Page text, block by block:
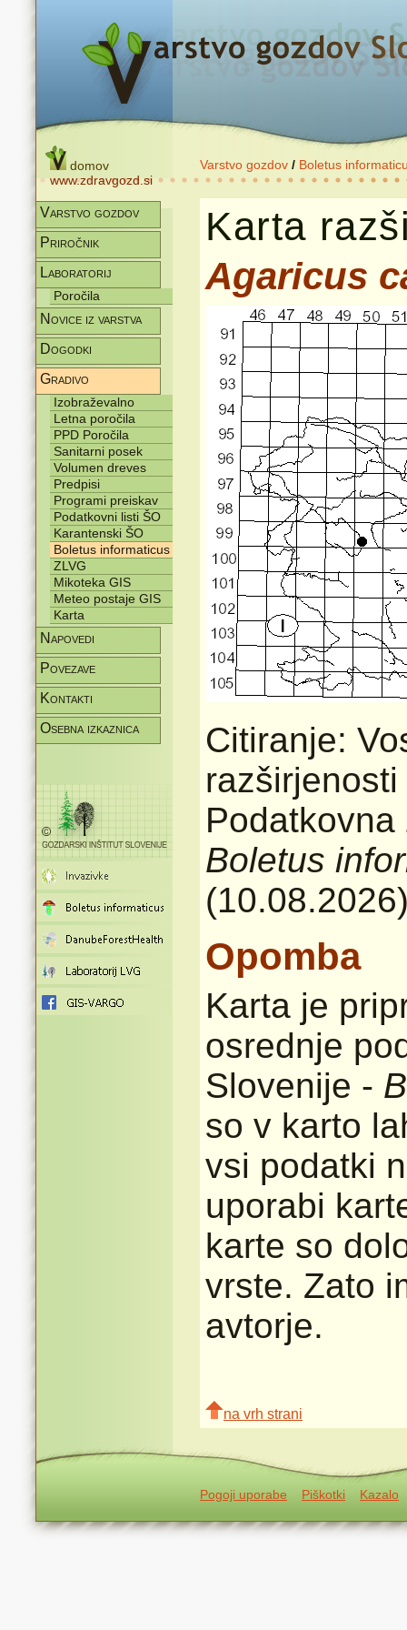
domov
www.zdravgozd.si
Varstvo gozdov / Boletus
Varstvo gozdov
Priročnik
Laboratorij
Poročila
Novice iz varstva
Dogodki
Gradivo
Izobraževalno
Letna poročila
PPD Poročila
Sanitarni posek
Volumen dreves
Predpisi
Programi preiskav
Podatkovni listi ŠO
Karantenski ŠO
Boletus informaticus
ZLVG
Mikoteka GIS
Meteo postaje GIS
Karta
Napovedi
Povezave
Kontakti
Osebna izkaznica
Karta
Agaricus
Citiranje:
Boletus
Opomba
Karta je
osrednje
Slovenije -
so v karto
vsi podatki
uporabi
karte so
vrste. Zato
avtorje.
na vrh strani
Pogoji uporabe Piškotki Kazalo